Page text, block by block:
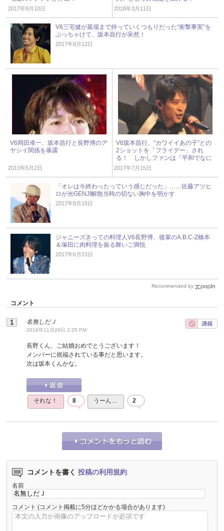
2017年9月10日 2018年3月11日
V6三宅健が墓場まで持っていくつもりだった“衝撃事実”を
ぶっちゃけて、坂本昌行が呆然！
2017年8月12日
V6岡田准一、坂本昌行と長野博のア
ヤシイ関係を暴露
2013年5月2日
V6坂本昌行、“カワイイあの子”との
2ショットを「フライデー」され
る！ しかしファンは「平和でなに
より」と安堵!?
2017年7月15日
「オレは今終わったっていう感じだった」……佐藤アツヒ
ロが光GENJI解散当時の切ない胸中を明かす
2017年8月15日
ジャニーズきっての料理人V6長野博、後輩のA.B.C-Z橋本
＆塚田に肉料理を振る舞いご満悦
2017年6月23日
Recommended by
コメント
名無しだＪ
2016年11月29日 2:25 PM
長野くん、ご結婚おめでとうございます！
メンバーに祝福されている事だと思います。
次は坂本くんかな。
それな！ 8 うーん… 2
コメントを書く 投稿の利用規約
名前
コメント (コメント掲載に5分ほどかかる場合があります)